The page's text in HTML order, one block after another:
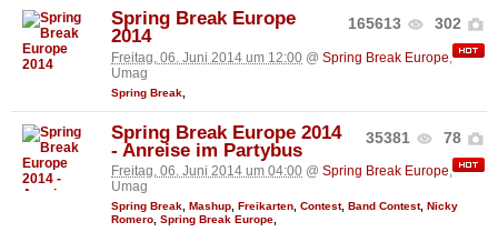
165613 302
Spring Break Europe
2014
Freitag, 06. Juni 2014 um 12:00 @ Spring Break Europe
Umag
Spring Break
35381 78
Spring Break Europe 2014
- Anreise im Partybus
Freitag, 06. Juni 2014 um 04:00 @ Spring Break Europe,
Umag
Spring Break Mashup Freikarten Contest, Band Contest, Nicky
Romero Spring Break Europe